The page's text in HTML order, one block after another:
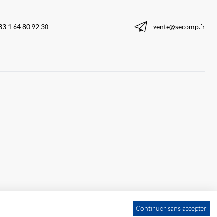
1 64 80 92 30 vente@secomp.fr
Continuer sans accepter